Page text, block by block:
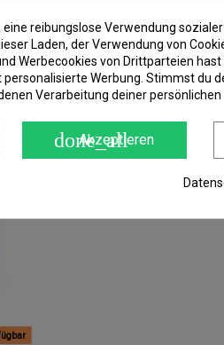
reibungslose Verwendung
Laden, der Verwendung von
Werbecookies von Drittparteien
Werbung. Stimmst du
Verarbeitung deiner persönlichen
done_all
Akzeptieren